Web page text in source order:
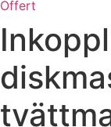
Offert